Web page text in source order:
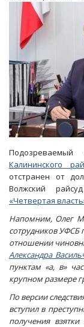
Калининского
отстранен от
Волжский
«Четвертая
Напомним, Олег
сотрудников УФСБ
отношении
Александра
пунктам «а, в»
крупном размере
По версии
вступил в
получения